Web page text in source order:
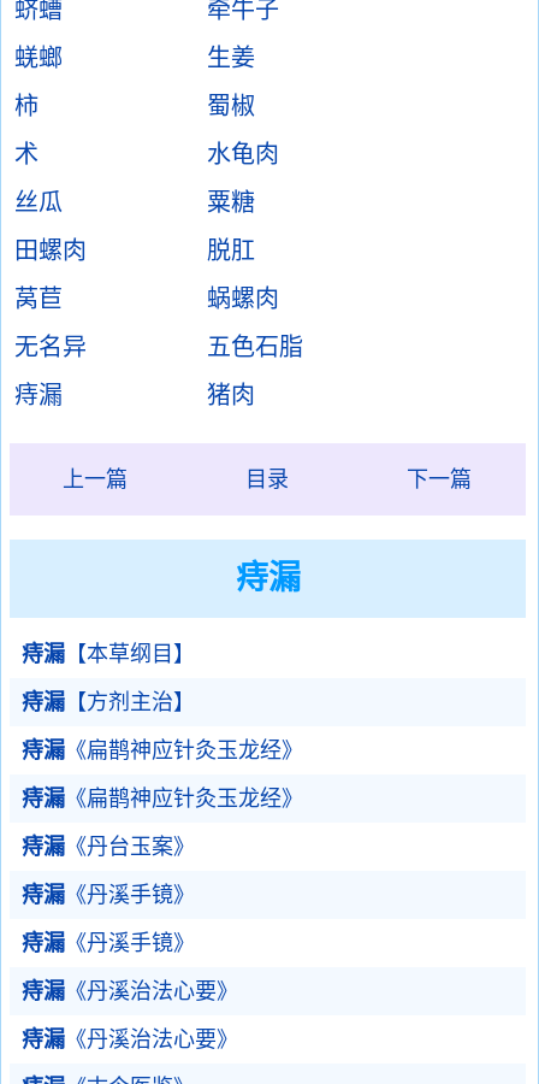
蛴螬
牵牛子
蜣螂
生姜
柿
蜀椒
术
水龟肉
丝瓜
粟糖
田螺肉
脱肛
莴苣
蜗螺肉
无名异
五色石脂
痔漏
猪肉
上一篇 目录 下一篇
痔漏
痔漏 【本草纲目】
痔漏 【方剂主治】
痔漏 《扁鹊神应针灸玉龙经》
痔漏 《扁鹊神应针灸玉龙经》
痔漏 《丹台玉案》
痔漏 《丹溪手镜》
痔漏 《丹溪手镜》
痔漏 《丹溪治法心要》
痔漏 《丹溪治法心要》